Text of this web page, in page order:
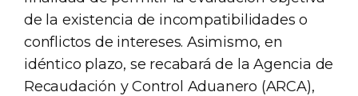
de la existencia de incompatibilidades o
conflictos de intereses. Asimismo, en
idéntico plazo, se recabará de la Agencia de
Recaudación y Control Aduanero (ARCA),